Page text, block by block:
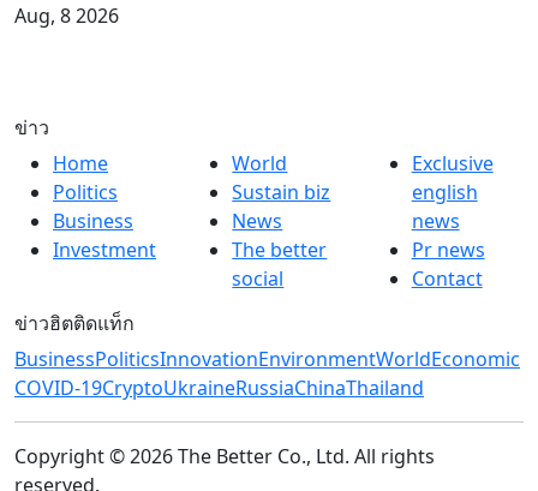
Aug, 8 2026
ข่าว
Home
Politics
Business
Investment
World
Sustain biz
News
The better
social
Exclusive
english
news
Pr news
Contact
ข่าวฮิตติดแท็ก
BusinessPoliticsInnovationEnvironmentWorldEconomic
COVID-19CryptoUkraineRussiaChinaThailand
Copyright © 2026 The Better Co., Ltd. All rights
reserved.